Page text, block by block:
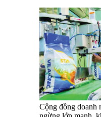
Cộng đồng doanh